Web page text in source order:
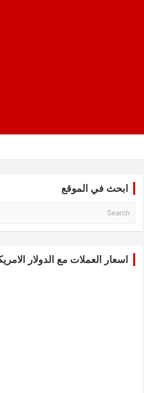
ابحث في الموقع
اسعار العملات مع الدولار